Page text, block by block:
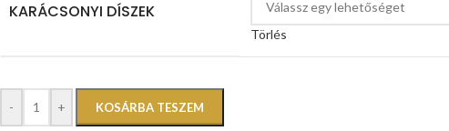
KARÁCSONYI DÍSZEK
Törlés
- + KOSÁRBA TESZEM